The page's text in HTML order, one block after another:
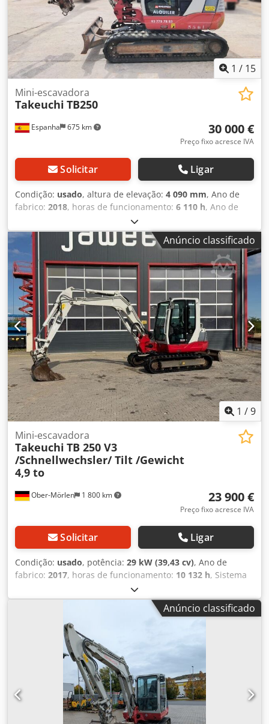
1 / 15
Espanha 675 km
Mini-escavadora
Takeuchi TB250
30 000 €
Preço fixo acresce IVA
Solicitar Ligar
Condição: usado, altura de elevação: 4 090 mm, Ano de
fabrico: 2018, horas de funcionamento: 6 110 h, Ano de
fabrico: 2018 Peso vazio: 5.000 kg Dodpfxoxqfc Ae Aigekr
Dimensões (C x L x A): 551 x 184 x 252 cm Largura da
lagarta: 40 cm
Anúncio classificado
1 /9
Ober-Mörlen 1 800 km
Mini-escavadora
Takeuchi TB 250 V3
/Schnellwechsler/ Tilt /Gewicht
4,9 to
23 900 €
Preço fixo acresce IVA
Solicitar Ligar
Condição: usado, potência: 29 kW (39,43 cv), Ano de
fabrico: 2017, horas de funcionamento: 10 132 h, Sistema
de propulsão: Esteiras Peso em vazio: 4.965 kg Para mais
informações, contacte Emal Jaweed. Mini escavadora /
Compact excavator, Takeuchi TB250 V3, ano de fabricação:
2017, horas de funcionamento: 10132h, comprimento:
5550 mm, largura: 1840 mm, altura: 2515 mm, largura das
esteiras: 400 mm, peso: 4965 kg, tipo de motor: Yanmar
4TNV88, potência do motor: 29,5 kW, cilindros: 4, lâmina
niveladora, faróis de trabalho, cabine completa com
aquecimento, sistema de ventilação, banco de conforto
com suspensão pneumática, apoio de braço em ambos os
lados, janela rebatível. Outros: Dksdezmx E Aspfx Aigor * ...
Anúncio classificado